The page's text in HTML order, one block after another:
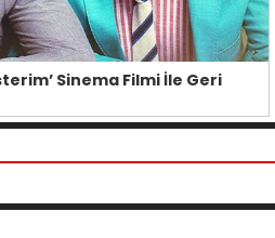
Sinema Filmi İle Geri